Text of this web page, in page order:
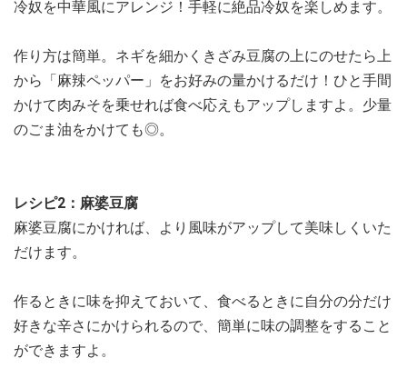
冷奴を中華風にアレンジ！手軽に絶品冷奴を楽しめます。
作り方は簡単。ネギを細かくきざみ豆腐の上にのせたら上
から「麻辣ペッパー」をお好みの量かけるだけ！ひと手間
かけて肉みそを乗せれば食べ応えもアップしますよ。少量
のごま油をかけても◎。
レシピ2：麻婆豆腐
麻婆豆腐にかければ、より風味がアップして美味しくいた
だけます。
作るときに味を抑えておいて、食べるときに自分の分だけ
好きな辛さにかけられるので、簡単に味の調整をすること
ができますよ。